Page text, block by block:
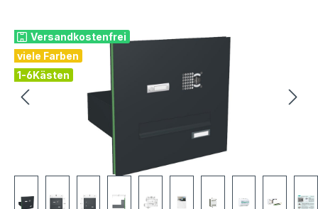
Versandkostenfrei
viele Farben
1-6Kästen